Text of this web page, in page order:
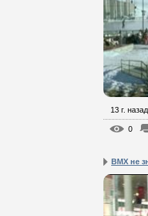
13 г. назад
0
BMX не